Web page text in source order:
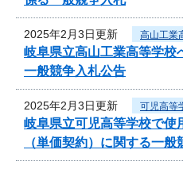
2025年2月3日更新 高山工業
岐阜県立高山工業高等学校
一般競争入札公告
2025年2月3日更新 可児高等
岐阜県立可児高等学校で使
（単価契約）に関する一般